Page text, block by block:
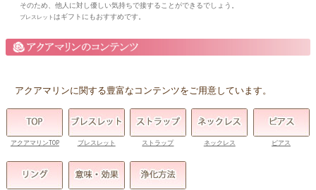
そのため、他人に対し優しい気持ちで接することができるでしょう。
ブレスレットはギフトにもおすすめです。
アクアマリンに関する豊富なコンテンツをご用意しています。
アクアマリンTOP ブレスレット ストラップ ネックレス ピアス